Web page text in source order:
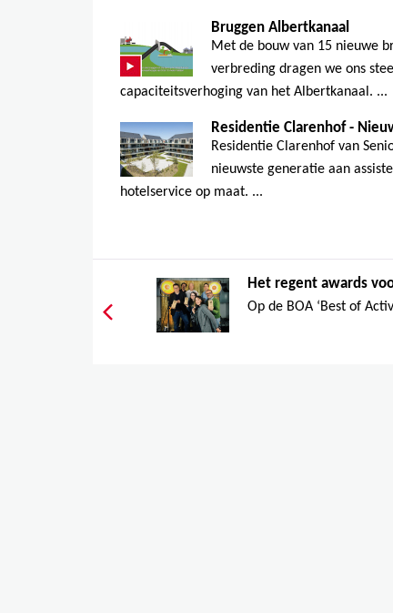
Bruggen Albertkanaal
Met de bouw van 15 nieuwe
verbreding dragen we ons
capaciteitsverhoging van het Albertkanaal. ...
Residentie Clarenhof -
Residentie Clarenhof van
nieuwste generatie aan
hotelservice op maat. ...
Het regent awards
Op de BOA ‘Best of